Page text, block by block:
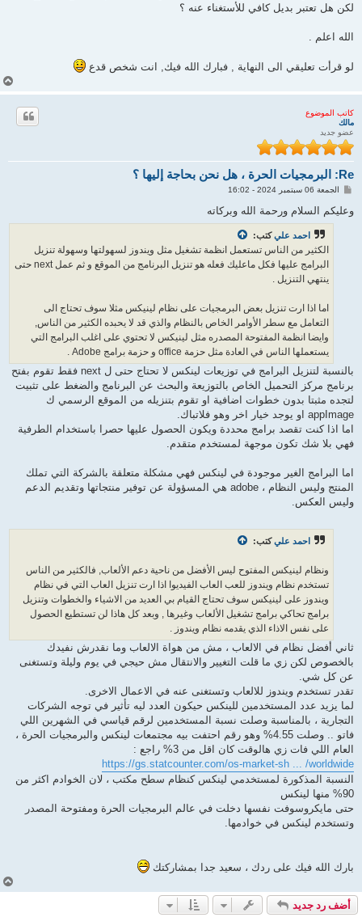
لكن هل تعتبر بديل كافي للأستغناء عنه ؟
الله اعلم .
لو قرأت تعليقي الى النهاية , فبارك الله فيك, انت شخص قدع
كاتب الموضوع
مالك
عضو جديد
Re: البرمجيات الحرة ، هل نحن بحاجة إليها ؟
ا
ر
الجمعة 06 سبتمبر 2024 - 16:02
وعليكم السلام ورحمة الله وبركاته
احمد عليكتب:
الكثير من الناس تستعمل انظمة تشغيل مثل ويندوز لسهولتها وسهولة تنزيل
البرامج عليها فكل ماعليك فعله هو تنزيل البرنامج من الموقع و ثم عمل next حتى
ينتهي التنزيل .
اما اذا ارت تنزيل بعض البرمجيات على نظام لينيكس مثلا سوف تحتاج الى
التعامل مع سطر الأوامر الخاص بالنظام والذي قد لا يحبده الكثير من الناس,
وايضا انظمة المفتوحة المصدره مثل لينيكس لا تحتوي على اغلب البرامج التي
يستعملها الناس في العادة مثل حزمة office و حزمة برامج Adobe .
بالنسبة لتنزيل البرامج في توزيعات لينكس لا تحتاج حتى ل next فقط تقوم بفتح
برنامج مركز التحميل الخاص بالتوزيعة والبحث عن البرنامج والضغط على تثبيت
لتجده مثبتا بدون خطوات اضافية او تقوم بتنزيله من الموقع الرسمي ك
appImage او يوجد خيار اخر وهو فلاتباك.
اما اذا كنت تقصد برامج محددة ويكون الحصول عليها حصرا باستخدام الطرفية
فهي بلا شك تكون موجهة لمستخدم متقدم.
اما البرامج الغير موجودة في لينكس فهي مشكلة متعلقة بالشركة التي تملك
المنتج وليس النظام ، adobe هي المسؤولة عن توفير منتجاتها وتقديم الدعم
وليس العكس.
احمد عليكتب:
ونظام لينيكس المفتوح ليس الأفضل من ناحية دعم الألعاب, فالكثير من الناس
تستخدم نظام ويندوز للعب العاب الفيديوا اذا ارت تنزيل العاب التي في نظام
ويندوز على لينيكس سوف تحتاج القيام بي العديد من الاشياء والخطوات وتنزيل
برامج تحاكي برامج تشغيل الألعاب وغيرها , وبعد كل هاذا لن تستطيع الحصول
على نفس الاذاء الذي يقدمه نظام ويندوز .
ثاني أفضل نظام في الالعاب ، مش من هواة الالعاب وما نقدرش نفيدك
بالخصوص لكن زي ما قلت التغيير والانتقال مش حيجي في يوم وليلة وتستغنى
عن كل شي.
تقدر تستخدم ويندوز للالعاب وتستغنى عنه في الاعمال الاخرى.
لما يزيد عدد المستخدمين للينكس حيكون العدد ليه تأثير في توجه الشركات
التجارية ، بالمناسبة وصلت نسبة المستخدمين لرقم قياسي في الشهرين اللي
فاتو .. وصلت 4.55% وهو رقم احتفت بيه مجتمعات لينكس والبرمجيات الحرة ،
العام اللي فات زي هالوقت كان اقل من 3% راجع :
https://gs.statcounter.com/os-market-sh ... /worldwide
النسبة المذكورة لمستخدمي لينكس كنظام سطح مكتب ، لان الخوادم اكثر من
90% منها لينكس
حتى مايكروسوفت نفسها دخلت في عالم البرمجيات الحرة ومفتوحة المصدر
وتستخدم لينكس في خوادمها.
بارك الله فيك على ردك ، سعيد جدا بمشاركتك
أضف رد جديد